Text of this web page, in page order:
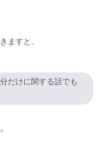
ますと、
だけに関する話でも